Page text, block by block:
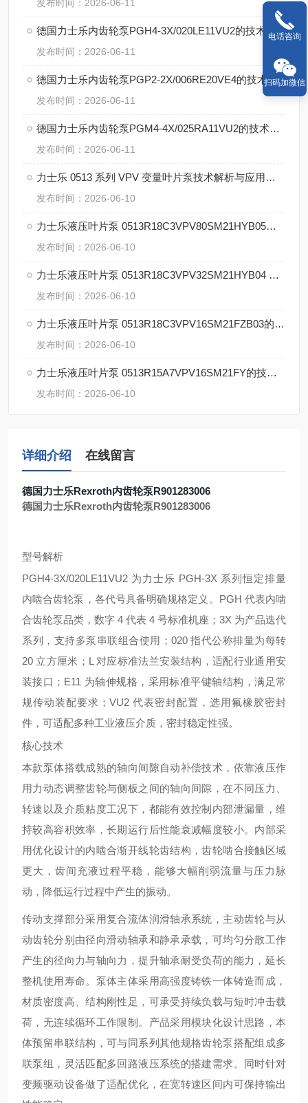
发布时间：2026-06-11
德国力士乐内齿轮泵PGH4-3X/020LE11VU2的技术特点
发布时间：2026-06-11
德国力士乐内齿轮泵PGP2-2X/006RE20VE4的技术特点
发布时间：2026-06-11
德国力士乐内齿轮泵PGM4-4X/025RA11VU2的技术支持
发布时间：2026-06-11
力士乐 0513 系列 VPV 变量叶片泵技术解析与应用说明
发布时间：2026-06-10
力士乐液压叶片泵 0513R18C3VPV80SM21HYB05的技术解析
发布时间：2026-06-10
力士乐液压叶片泵 0513R18C3VPV32SM21HYB04 P1的优势
发布时间：2026-06-10
力士乐液压叶片泵 0513R18C3VPV16SM21FZB03的核心技术
发布时间：2026-06-10
力士乐液压叶片泵 0513R15A7VPV16SM21FY的技术详解
发布时间：2026-06-10
详细介绍 在线留言
德国力士乐Rexroth内齿轮泵R901283006
德国力士乐Rexroth内齿轮泵R901283006
型号解析
PGH4-3X/020LE11VU2 为力士乐 PGH-3X 系列恒定排量
内啮合齿轮泵，各代号具备明确规格定义。PGH 代表内啮
合齿轮泵品类，数字 4 代表 4 号标准机座；3X 为产品迭代
系列，支持多泵串联组合使用；020 指代公称排量为每转
20 立方厘米；L 对应标准法兰安装结构，适配行业通用安
装接口；E11 为轴伸规格，采用标准平键轴结构，满足常
规传动装配要求；VU2 代表密封配置，选用氟橡胶密封
件，可适配多种工业液压介质，密封稳定性强。
核心技术
本款泵体搭载成熟的轴向间隙自动补偿技术，依靠液压作
用力动态调整齿轮与侧板之间的轴向间隙，在不同压力、
转速以及介质粘度工况下，都能有效控制内部泄漏量，维
持较高容积效率，长期运行后性能衰减幅度较小。内部采
用优化设计的内啮合渐开线轮齿结构，齿轮啮合接触区域
更大，齿间充液过程平稳，能够大幅削弱流量与压力脉
动，降低运行过程中产生的振动。
传动支撑部分采用复合流体润滑轴承系统，主动齿轮与从
动齿轮分别由径向滑动轴承和静承承载，可均匀分散工作
产生的径向力与轴向力，提升轴承耐受负荷的能力，延长
整机使用寿命。泵体主体采用高强度铸铁一体铸造而成，
材质密度高、结构刚性足，可承受持续负载与短时冲击载
荷，无连续循环工作限制。产品采用模块化设计思路，本
体预留串联结构，可与同系列其他规格齿轮泵搭配组成多
联泵组，灵活匹配多回路液压系统的搭建需求。同时针对
变频驱动设备做了适配优化，在宽转速区间内可保持输出
电话咨询
扫码加微信